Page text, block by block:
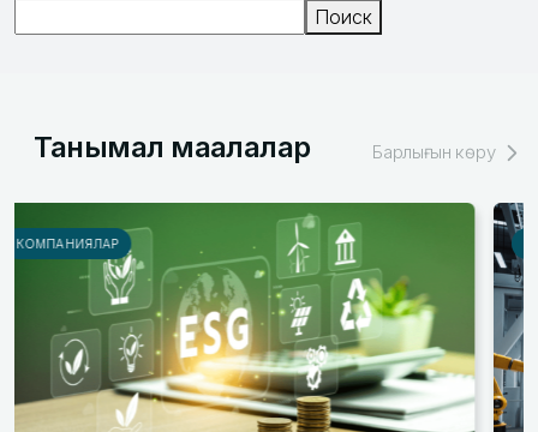
Поиск
Танымал мақалалар Барлығын көру
МАҚАЛАЛАР